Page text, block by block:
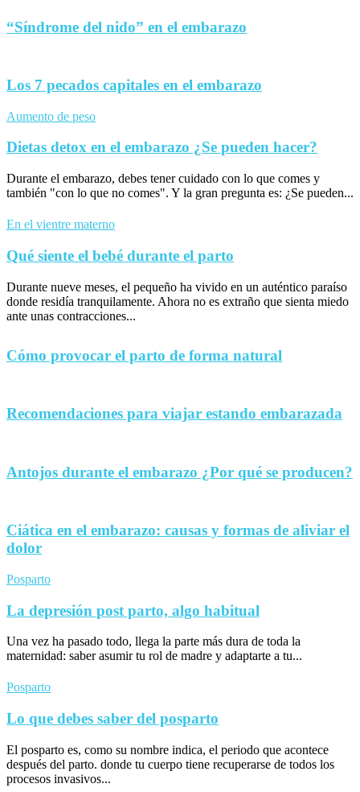
“Síndrome del nido” en el embarazo
Los 7 pecados capitales en el embarazo
Aumento de peso
Dietas detox en el embarazo ¿Se pueden hacer?
Durante el embarazo, debes tener cuidado con lo que comes y
también "con lo que no comes". Y la gran pregunta es: ¿Se pueden...
En el vientre materno
Qué siente el bebé durante el parto
Durante nueve meses, el pequeño ha vivido en un auténtico paraíso
donde residía tranquilamente. Ahora no es extraño que sienta miedo
ante unas contracciones...
Cómo provocar el parto de forma natural
Recomendaciones para viajar estando embarazada
Antojos durante el embarazo ¿Por qué se producen?
Ciática en el embarazo: causas y formas de aliviar el
dolor
Posparto
La depresión post parto, algo habitual
Una vez ha pasado todo, llega la parte más dura de toda la
maternidad: saber asumir tu rol de madre y adaptarte a tu...
Posparto
Lo que debes saber del posparto
El posparto es, como su nombre indica, el periodo que acontece
después del parto. donde tu cuerpo tiene recuperarse de todos los
procesos invasivos...